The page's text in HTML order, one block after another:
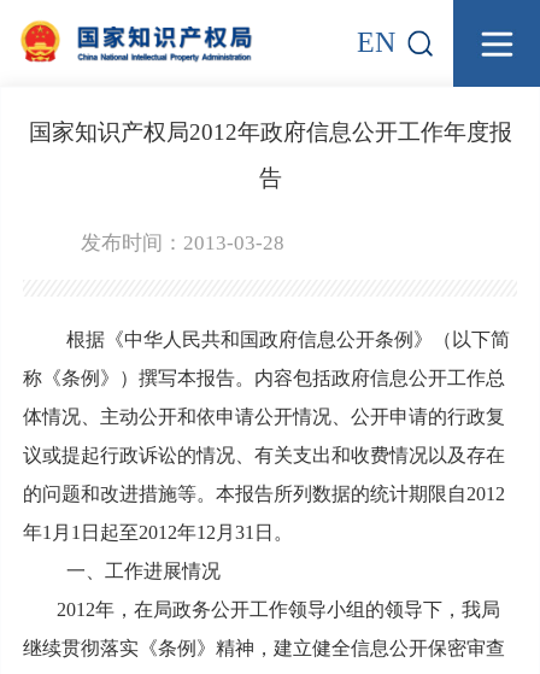
EN
国家知识产权局2012年政府信息公开工作年度报
告
发布时间：2013-03-28
根据《中华人民共和国政府信息公开条例》（以下简
称《条例》）撰写本报告。内容包括政府信息公开工作总
体情况、主动公开和依申请公开情况、公开申请的行政复
议或提起行政诉讼的情况、有关支出和收费情况以及存在
的问题和改进措施等。本报告所列数据的统计期限自2012
年1月1日起至2012年12月31日。
一、工作进展情况
2012年，在局政务公开工作领导小组的领导下，我局
继续贯彻落实《条例》精神，建立健全信息公开保密审查